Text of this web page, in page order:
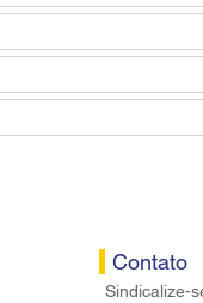
Contato
Sindicalize-